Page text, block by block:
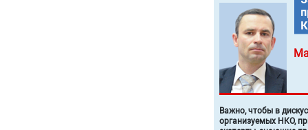
Важно, чтобы в
организуемых НКО,